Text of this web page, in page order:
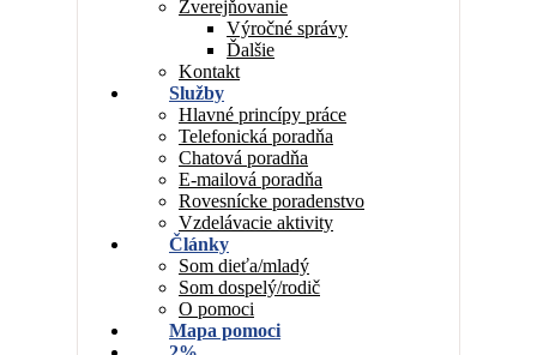
Zverejňovanie
Výročné správy
Ďalšie
Kontakt
Služby
Hlavné princípy práce
Telefonická poradňa
Chatová poradňa
E-mailová poradňa
Rovesnícke poradenstvo
Vzdelávacie aktivity
Články
Som dieťa/mladý
Som dospelý/rodič
O pomoci
Mapa pomoci